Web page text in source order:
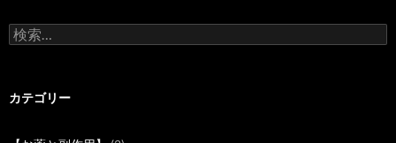
検
索:
カテゴリー